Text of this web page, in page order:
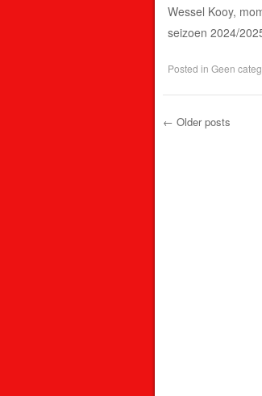
Wessel Kooy,
seizoen 2024/
Posted in Geen
← Older posts